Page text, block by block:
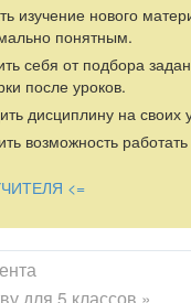
изучение нового
понятным.
себя от подбора
после уроков.
дисциплину на своих
возможность работать
<=
для 5 классов »